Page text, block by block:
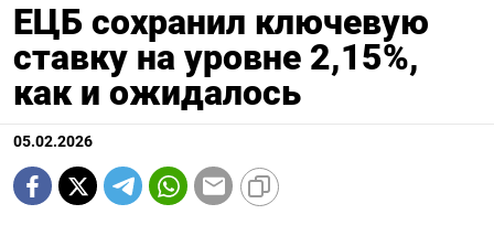
ЕЦБ сохранил ключевую
ставку на уровне 2,15%,
как и ожидалось
05.02.2026